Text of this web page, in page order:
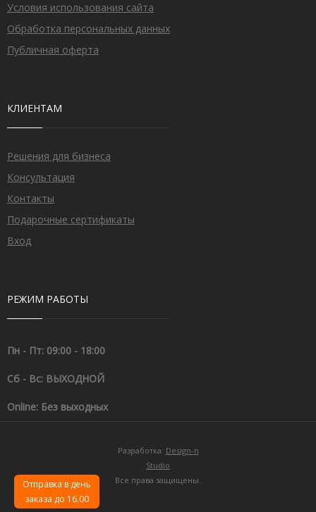
Отправка в день
заказа до 16.00
Условия использования сайта
Обработка персональных данных
Публичная оферта
КЛИЕНТАМ
Решения для бизнеса
Консультация
Контакты
Подарочные сертификаты
Вход
РЕЖИМ РАБОТЫ
Пн - Пт: 09:00 - 18:00
Сб - Вс: ВЫХОДНОЙ
Online: Без выходных
Разработка: Design-n
Studio
Все права защищены.